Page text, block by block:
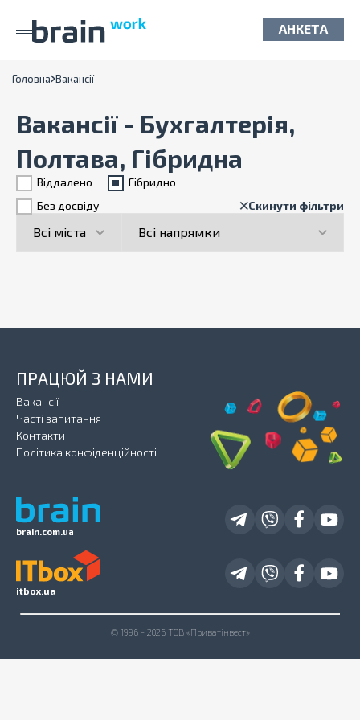
АНКЕТА
Головна Вакансії
Вакансії - Бухгалтерія,
Полтава, Гібридна
Віддалено
Гiбридно
Без досвіду
Скинути фільтри
brain.com.ua
ПРАЦЮЙ З НАМИ
Вакансії
Часті запитання
Контакти
Політика конфіденційності
itbox.ua
© 1996 - 2026 ТОВ «Приватінвест»